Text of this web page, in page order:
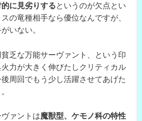
に見劣りするというのが欠点とい
の竜種相手なら優位なんですが、
いない。
乏な万能サーヴァント、という印
力が大きく伸びたしクリティカル
周回でもう少し活躍させてあげた
ァントは魔獣型、ケモノ科の特性